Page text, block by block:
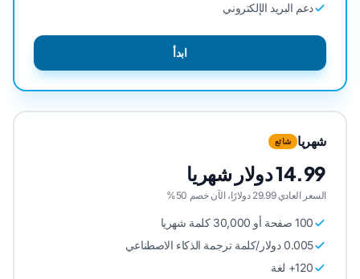
دعم البريد الإلكتروني
ابدأ
شهريا شائع
14.99 دولار شهريا
السعر العادي 29.99 دولارًا، الآن خصم 50%
100 صفحة أو 30,000 كلمة شهريا
0.005 دولار/كلمة ترجمة الذكاء الاصطناعي
120+ لغة